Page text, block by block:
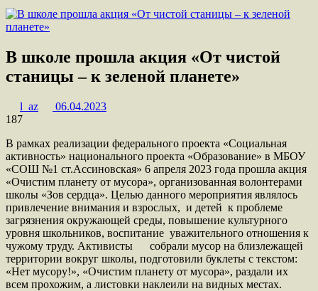
В школе прошла акция «От чистой
станицы – к зеленой планете»
l_az
06.04.2023
187
В рамках реализации федерального проекта «Социальная
активность» национального проекта «Образование» в МБОУ
«СОШ №1 ст.Ассиновская» 6 апреля 2023 года прошла акция
«Очистим планету от мусора», организованная волонтерами
школы «Зов сердца». Целью данного мероприятия являлось
привлечение внимания и взрослых, и детей к проблеме
загрязнения окружающей среды, повышение культурного
уровня школьников, воспитание уважительного отношения к
чужому труду. Активисты собрали мусор на близлежащей
территории вокруг школы, подготовили буклеты с текстом:
«Нет мусору!», «Очистим планету от мусора», раздали их
всем прохожим, а листовки наклеили на видных местах.